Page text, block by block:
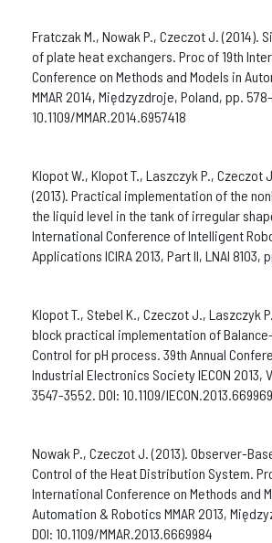
Fratczak M., Nowak P., Czeczot J. (2014).
of plate heat exchangers. Proc of 19th
Conference on Methods and Models in
MMAR 2014, Międzyzdroje, Poland, pp.
10.1109/MMAR.2014.6957418
Klopot W., Klopot T., Laszczyk P., Czeczot
(2013). Practical implementation of the
the liquid level in the tank of irregular
International Conference of Intelligent
Applications ICIRA 2013, Part II, LNAI 8103,
Klopot T., Stebel K., Czeczot J., Laszczyk
block practical implementation of
Control for pH process. 39th Annual
Industrial Electronics Society IECON 2013,
3547-3552. DOI: 10.1109/
Nowak P., Czeczot J. (2013). Observer-
Control of the Heat Distribution System.
International Conference on Methods and
Automation & Robotics MMAR 2013,
DOI: 10.1109/MMAR.2013.6669984